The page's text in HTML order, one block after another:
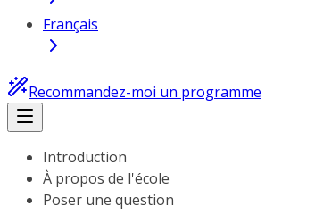
Français
Recommandez-moi un programme
Introduction
À propos de l'école
Poser une question